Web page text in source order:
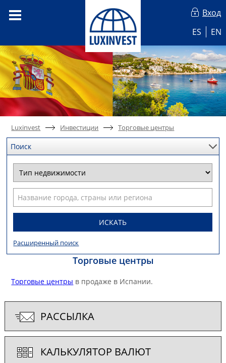
Вход
ES
EN
Luxinvest Инвестиции Торговые центры
Поиск
ИСКАТЬ
Расширенный поиск
Торговые центры
Торговые центры в продаже в Испании.
РАССЫЛКА
КАЛЬКУЛЯТОР ВАЛЮТ